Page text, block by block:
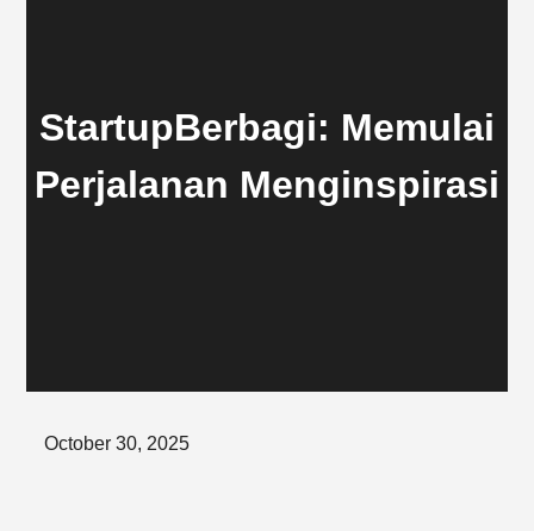
StartupBerbagi: Memulai
Perjalanan Menginspirasi
Posted
October 30, 2025